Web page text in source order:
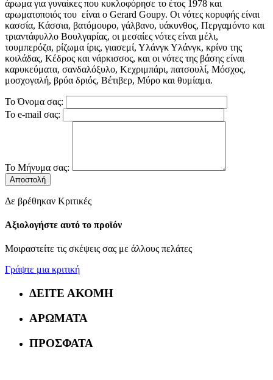
άρωμα για γυναίκες που κυκλοφόρησε το έτος 1978 και
αρωματοποιός του είναι ο Gerard Goupy. Οι νότες κορυφής είναι
κασσία, Kάσσια, βατόμουρο, γάλβανο, υάκυνθος, Περγαμόντο και
τριαντάφυλλο Βουλγαρίας, οι μεσαίες νότες είναι μέλι,
τουμπερόζα, ρίζωμα ίρις, γιασεμί, Υλάνγκ Υλάνγκ, κρίνο της
κοιλάδας, Κέδρος και νάρκισσος, και οι νότες της βάσης είναι
καρυκεύματα, σανδαλόξυλο, Κεχριμπάρι, πατσουλί, Μόσχος,
μοσχογαλή, βρύα δριός, Βέτιβερ, Μύρο και θυμίαμα.
Το Όνομα σας:
Το e-mail σας:
Το Μήνυμα σας:
Αποστολή
Δε βρέθηκαν Κριτικές
Αξιολογήστε αυτό το προϊόν
Μοιραστείτε τις σκέψεις σας με άλλους πελάτες
Γράψτε μια κριτική
ΔΕΙΤΕ ΑΚΟΜΗ
ΑΡΩΜΑΤΑ
ΠΡΟΣΦΑΤΑ